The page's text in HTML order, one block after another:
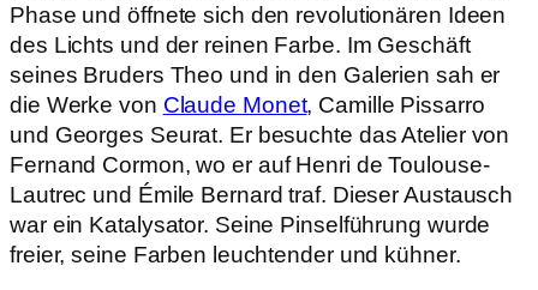
Phase und öffnete sich den revolutionären Ideen
des Lichts und der reinen Farbe. Im Geschäft
seines Bruders Theo und in den Galerien sah er
die Werke von Claude Monet, Camille Pissarro
und Georges Seurat. Er besuchte das Atelier von
Fernand Cormon, wo er auf Henri de Toulouse-
Lautrec und Émile Bernard traf. Dieser Austausch
war ein Katalysator. Seine Pinselführung wurde
freier, seine Farben leuchtender und kühner.